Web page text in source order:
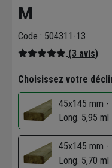
M
Code : 504311-13
(3 avis)
Choisissez votre
45x145 mm -
Long. 5,95 ml
45x145 mm -
Long. 5,70 ml